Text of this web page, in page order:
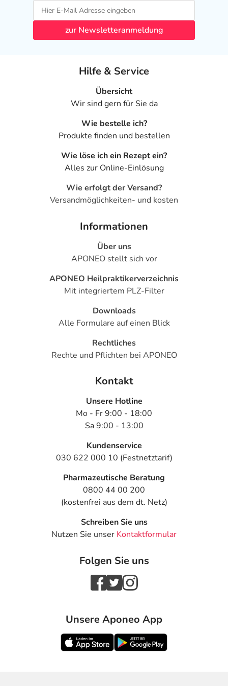
- Überempfindlichkeitsreaktionen der Haut, wie:
- Hautausschlag
Bemerken Sie eine Befindlichkeitsstörung oder
Veränderung während der Behandlung, wenden Sie sich
an Ihren Arzt oder Apotheker.
Für die Information an dieser Stelle werden vor allem
Nebenwirkungen berücksichtigt, die bei mindestens
Personen Einzeldosis
ab 16
Erwachsene
Einzeldosen
Lungenerkrankung
Erwachsene 1 Einzeldosis
Anwendungshinweise
Die Gesamtdosis sollte nicht ohne Rücksprache mit
einem Arzt oder Apotheker überschritten werden.
Inhalieren Sie das Arzneimittel. Die Anwendung sollte
vor dem Essen erfolgen. Lassen Sie sich zu der
Anwendung von Ihrem Arzt oder Apotheker beraten. Die
Umgang mit dem Arzneimittel gewährt ist.
Die Anwendungsdauer richtet sich nach Art der
Beschwerde und/oder Dauer der Erkrankung und wird
deshalb nur von Ihrem Arzt bestimmt. Prinzipiell ist die
Dauer der Anwendung zeitlich nicht begrenzt, das
Arzneimittel kann daher längerfristig angewendet
Es kann zu einer Vielzahl von
Überdosierungserscheinungen kommen, unter anderem
und Glaukom. Setzen Sie sich bei dem Verdacht auf eine
Anwendung vergessen?
zur Newsletteranmeldung
Hilfe & Service
Übersicht
Wir sind gern für Sie da
Wie bestelle ich?
Produkte finden und bestellen
Wie löse ich ein Rezept ein?
Alles zur Online-Einlösung
Wie erfolgt der Versand?
Versandmöglichkeiten- und kosten
Informationen
Über uns
APONEO stellt sich vor
APONEO Heilpraktikerverzeichnis
Mit integriertem PLZ-Filter
Downloads
Alle Formulare auf einen Blick
Rechtliches
Rechte und Pflichten bei APONEO
Kontakt
Unsere Hotline
Mo - Fr 9:00 - 18:00
Sa 9:00 - 13:00
Kundenservice
030 622 000 10 (Festnetztarif)
Pharmazeutische Beratung
0800 44 00 200
(kostenfrei aus dem dt. Netz)
Schreiben Sie uns
Nutzen Sie unser Kontaktformular
Folgen Sie uns
Unsere Aponeo App